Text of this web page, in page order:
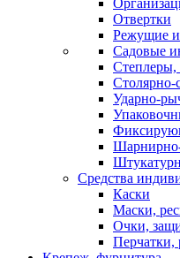
Отвертки
Режущие
Садовые
Степлеры,
Столярно-
Ударно-
Средства
Каски
Маски,
Очки,
Перчатки,